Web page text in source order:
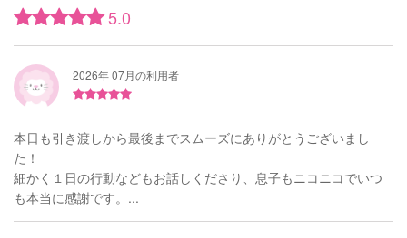
5.0
2026年 07月の利用者
本日も引き渡しから最後までスムーズにありがとうございまし
た！
細かく１日の行動などもお話しくださり、息子もニコニコでいつ
も本当に感謝です。...